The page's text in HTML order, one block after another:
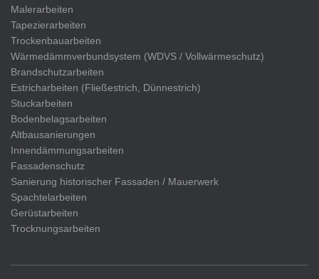
Malerarbeiten
Tapezierarbeiten
Trockenbauarbeiten
Wärmedämmverbundsystem (WDVS / Vollwärmeschutz)
Brandschutzarbeiten
Estricharbeiten (Fließestrich, Dünnestrich)
Stuckarbeiten
Bodenbelagsarbeiten
Altbausanierungen
Innendämmungsarbeiten
Fassadenschutz
Sanierung historischer Fassaden / Mauerwerk
Spachtelarbeiten
Gerüstarbeiten
Trocknungsarbeiten